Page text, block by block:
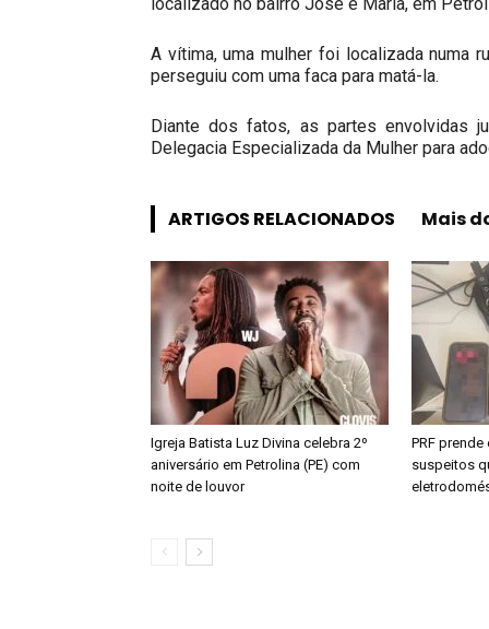
A vítima, uma mulher foi localizada numa
perseguiu com uma faca para matá-la.
Diante dos fatos, as partes envolvidas
Delegacia Especializada da Mulher para
ARTIGOS RELACIONADOS Mais
Igreja Batista Luz Divina celebra 2º
aniversário em Petrolina (PE) com
noite de louvor
PRF
suspeitos